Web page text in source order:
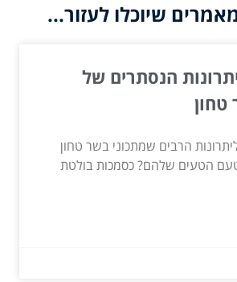
שיוכלו לעזור...
הנסתרים של
טחון
הרבים שמתכוני בשר טחון
הטעים שלהם? כסמכות בולטת